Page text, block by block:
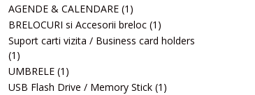
AGENDE & CALENDARE (1)
BRELOCURI si Accesorii breloc (1)
Suport carti vizita / Business card holders
(1)
UMBRELE (1)
USB Flash Drive / Memory Stick (1)